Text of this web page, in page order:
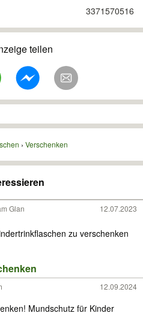
3371570516
teilen
Verschenken
Glan 12.07.2023
zu verschenken
12.09.2024
Mundschutz für Kinder